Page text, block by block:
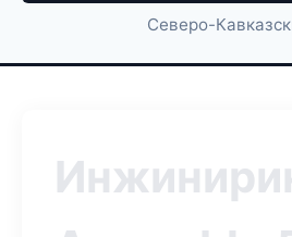
Северо-